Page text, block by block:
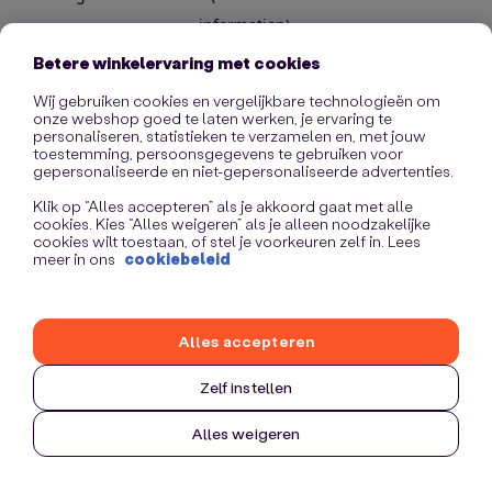
information).
Betere winkelervaring met cookies
Wij gebruiken cookies en vergelijkbare technologieën om
onze webshop goed te laten werken, je ervaring te
personaliseren, statistieken te verzamelen en, met jouw
toestemming, persoonsgegevens te gebruiken voor
gepersonaliseerde en niet-gepersonaliseerde advertenties.
Klik op “Alles accepteren” als je akkoord gaat met alle
cookies. Kies “Alles weigeren” als je alleen noodzakelijke
cookies wilt toestaan, of stel je voorkeuren zelf in. Lees
meer in ons cookiebeleid
Zelf instellen
Alles weigeren
Alles accepteren